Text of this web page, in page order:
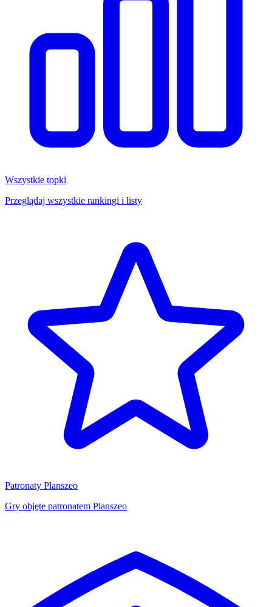
Wszystkie topki
Przeglądaj wszystkie rankingi i listy
Patronaty Planszeo
Gry objęte patronatem Planszeo